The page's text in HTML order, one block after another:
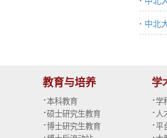
· 中北
教育与培养
·本科教育
·硕士研究生教育
·博士研究生教育
学
·学
· 人
·平